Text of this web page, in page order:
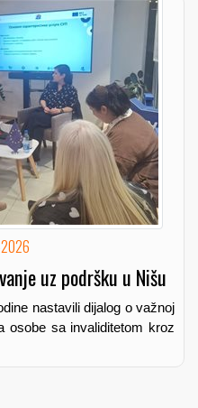
uz podršku u Nišu
nastavili dijalog o važnoj
osobe sa invaliditetom kroz